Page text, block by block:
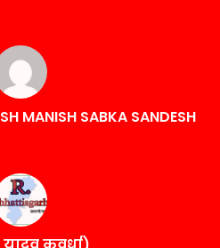
MANISH SABKA SANDESH